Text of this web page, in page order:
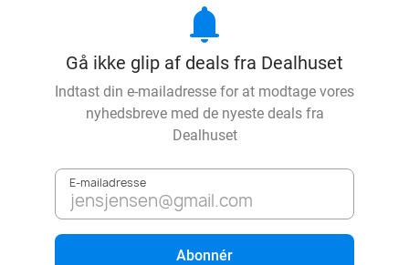
notifications
Gå ikke glip af deals fra Dealhuset
Indtast din e-mailadresse for at modtage vores
nyhedsbreve med de nyeste deals fra
Dealhuset
E-mailadresse
Abonnér